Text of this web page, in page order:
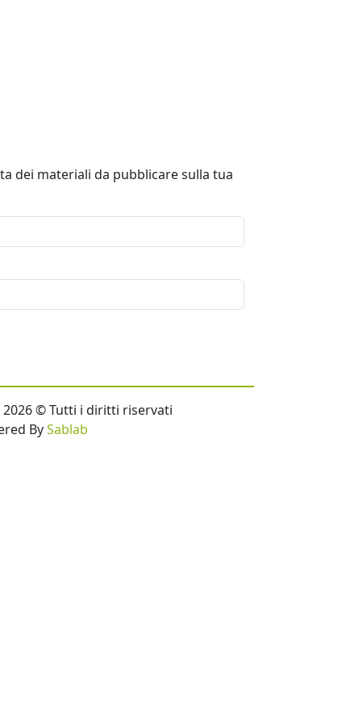
dei materiali da pubblicare sulla tua
© Tutti i diritti riservati
BySablab